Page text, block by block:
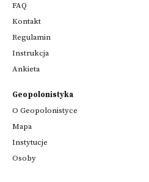
FAQ
Kontakt
Regulamin
Instrukcja
Ankieta
Geopolonistyka
O Geopolonistyce
Mapa
Instytucje
Osoby